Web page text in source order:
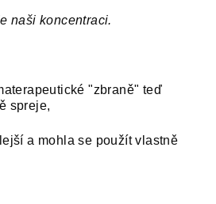
naši koncentraci.
"zbraně" teď
spreje,
a mohla se použít vlastně